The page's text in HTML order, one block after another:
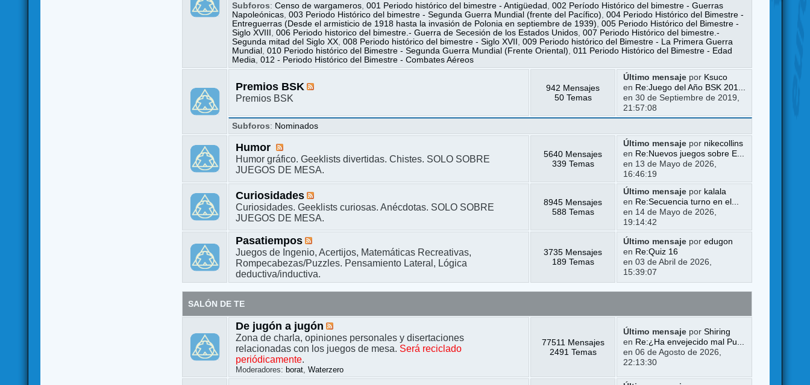
Subforos:Censo de wargameros ,001 Periodo histórico del bimestre - Antigüedad ,002 Período Histórico del bimestre - Guerras
Napoleónicas ,003 Periodo Histórico del bimestre - Segunda Guerra Mundial (frente del Pacífico) ,004 Periodo Histórico del Bimestre -
Entreguerras (Desde el armisticio de 1918 hasta la invasión de Polonia en septiembre de 1939) ,005 Periodo Histórico del Bimestre -
Siglo XVIII
,006 Periodo historico del bimestre.- Guerra de Secesión de los Estados Unidos ,007 Periodo Histórico del bimestre.-
Segunda mitad del Siglo XX ,008 Periodo histórico del bimestre - Siglo XVII ,009 Periodo histórico del Bimestre - La Primera Guerra
Mundial
,010 Periodo histórico del Bimestre - Segunda Guerra Mundial (Frente Oriental) ,011 Periodo Histórico del Bimestre - Edad
Media ,012 - Periodo Histórico del Bimestre - Combates Aéreos
Premios BSK
Premios BSK
942 Mensajes
50 Temas
Último mensajepor Ksuco
en Re:Juego del Año BSK 201...
en 30 de Septiembre de 2019,
21:57:08
Subforos: Nominados
Humor
Humor gráfico. Geeklists divertidas. Chistes. SOLO SOBRE
JUEGOS DE MESA.
5640 Mensajes
339 Temas
Último mensajepor nikecollins
en Re:Nuevos juegos sobre E...
en 13 de Mayo de 2026,
16:46:19
Curiosidades
Curiosidades. Geeklists curiosas. Anécdotas. SOLO SOBRE
JUEGOS DE MESA.
8945 Mensajes
588 Temas
Último mensajepor kalala
en Re:Secuencia turno en el...
en 14 de Mayo de 2026,
19:14:42
Pasatiempos
Juegos de Ingenio, Acertijos, Matemáticas Recreativas,
Rompecabezas/Puzzles. Pensamiento Lateral, Lógica
deductiva/inductiva.
3735 Mensajes
189 Temas
Último mensajepor edugon
en Re:Quiz 16
en 03 de Abril de 2026,
15:39:07
SALÓN DE TE
De jugón a jugón
Zona de charla, opiniones personales y disertaciones
relacionadas con los juegos de mesa. Será reciclado
periódicamente.
Moderadores: borat ,Waterzero
77511 Mensajes
2491 Temas
Último mensajepor Shiring
en Re:¿Ha envejecido mal Pu...
en 06 de Agosto de 2026,
22:13:30